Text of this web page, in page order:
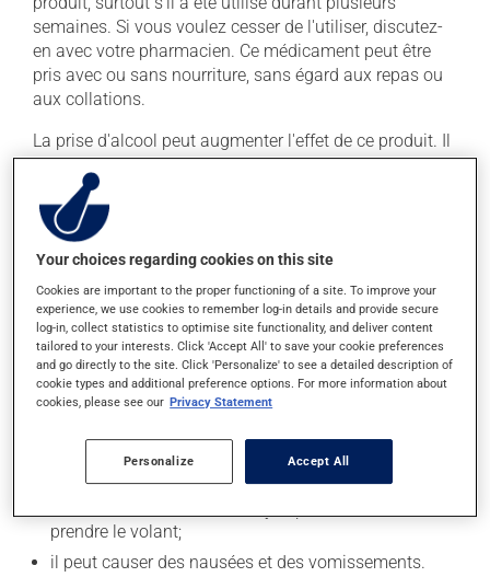
semaines. Si vous voulez cesser de l'utiliser, discutez-
en avec votre pharmacien. Ce médicament peut être
pris avec ou sans nourriture, sans égard aux repas ou
aux collations.
La prise d'alcool peut augmenter l'effet de ce produit. Il
est donc recommandé d'éviter de prendre de l'alcool ou
des produits qui en contiennent pendant que vous
utilisez ce médicament.
En plus de ses effets recherchés, ce produit peut à
l'occasion entraîner certains effets indésirables (effets
secondaires), notamment :
il peut rendre la bouche sèche;
il peut causer de la constipation - pour la prévenir,
buvez beaucoup, prenez plus de fibres alimentaires;
il peut causer des étourdissements ou vous endormir
prendre le volant;
il peut causer des nausées et des vomissements.
Your choices regarding cookies on this site
Cookies are important to the proper functioning of a site. To improve your
experience, we use cookies to remember log-in details and provide secure
log-in, collect statistics to optimise site functionality, and deliver content
tailored to your interests. Click 'Accept All' to save your cookie preferences
and go directly to the site. Click 'Personalize' to see a detailed description of
cookie types and additional preference options. For more information about
cookies, please see our Privacy Statement
Personalize Accept All